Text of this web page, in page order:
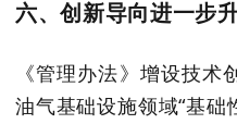
六、创新导向进一步
《管理办法》增设技术
油气基础设施领域“基础